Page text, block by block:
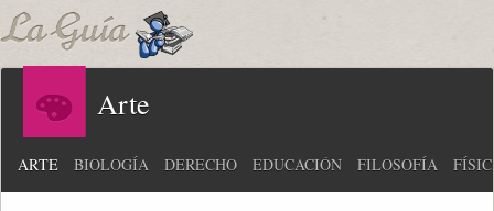
Arte
ARTE BIOLOGÍA DERECHO EDUCACIÓN FILOSOFÍA